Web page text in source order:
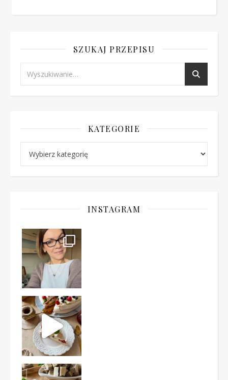
SZUKAJ PRZEPISU
KATEGORIE
INSTAGRAM
Ten deser to prawdziwy HIT PRL-u! Wafle przełożo